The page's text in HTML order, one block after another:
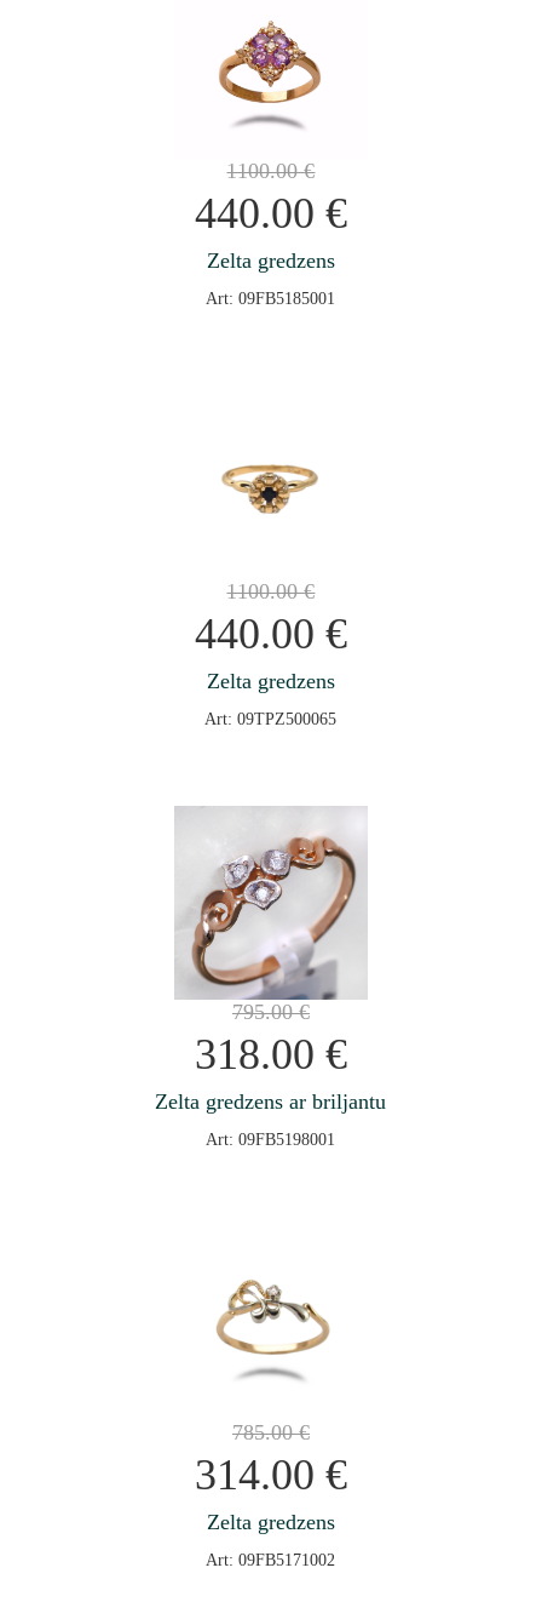
1100.00€
440.00 €
Zelta gredzens
Art: 09FB5185001
1100.00€
440.00 €
Zelta gredzens
Art: 09TPZ500065
795.00€
318.00 €
Zelta gredzens ar briljantu
Art: 09FB5198001
785.00€
314.00 €
Zelta gredzens
Art: 09FB5171002